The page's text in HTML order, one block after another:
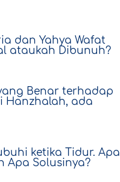
dan Yahya Wafat
ataukah Dibunuh?
Benar terhadap
Hanzhalah, ada
ketika Tidur. Apa
Apa Solusinya?